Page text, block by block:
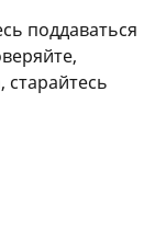
поддаваться
старайтесь